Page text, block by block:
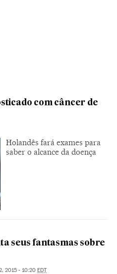
com câncer de
Holandês fará exames para
saber o alcance da doença
seus fantasmas sobre
2015 - 10:20 EDT